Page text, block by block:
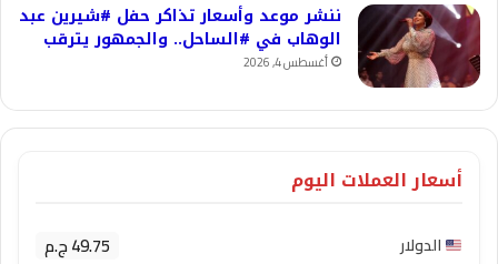
ننشر موعد وأسعار تذاكر حفل #شيرين عبد
الوهاب في #الساحل.. والجمهور يترقب
أغسطس 4, 2026
أسعار العملات اليوم
الدولار 49.75 ج.م